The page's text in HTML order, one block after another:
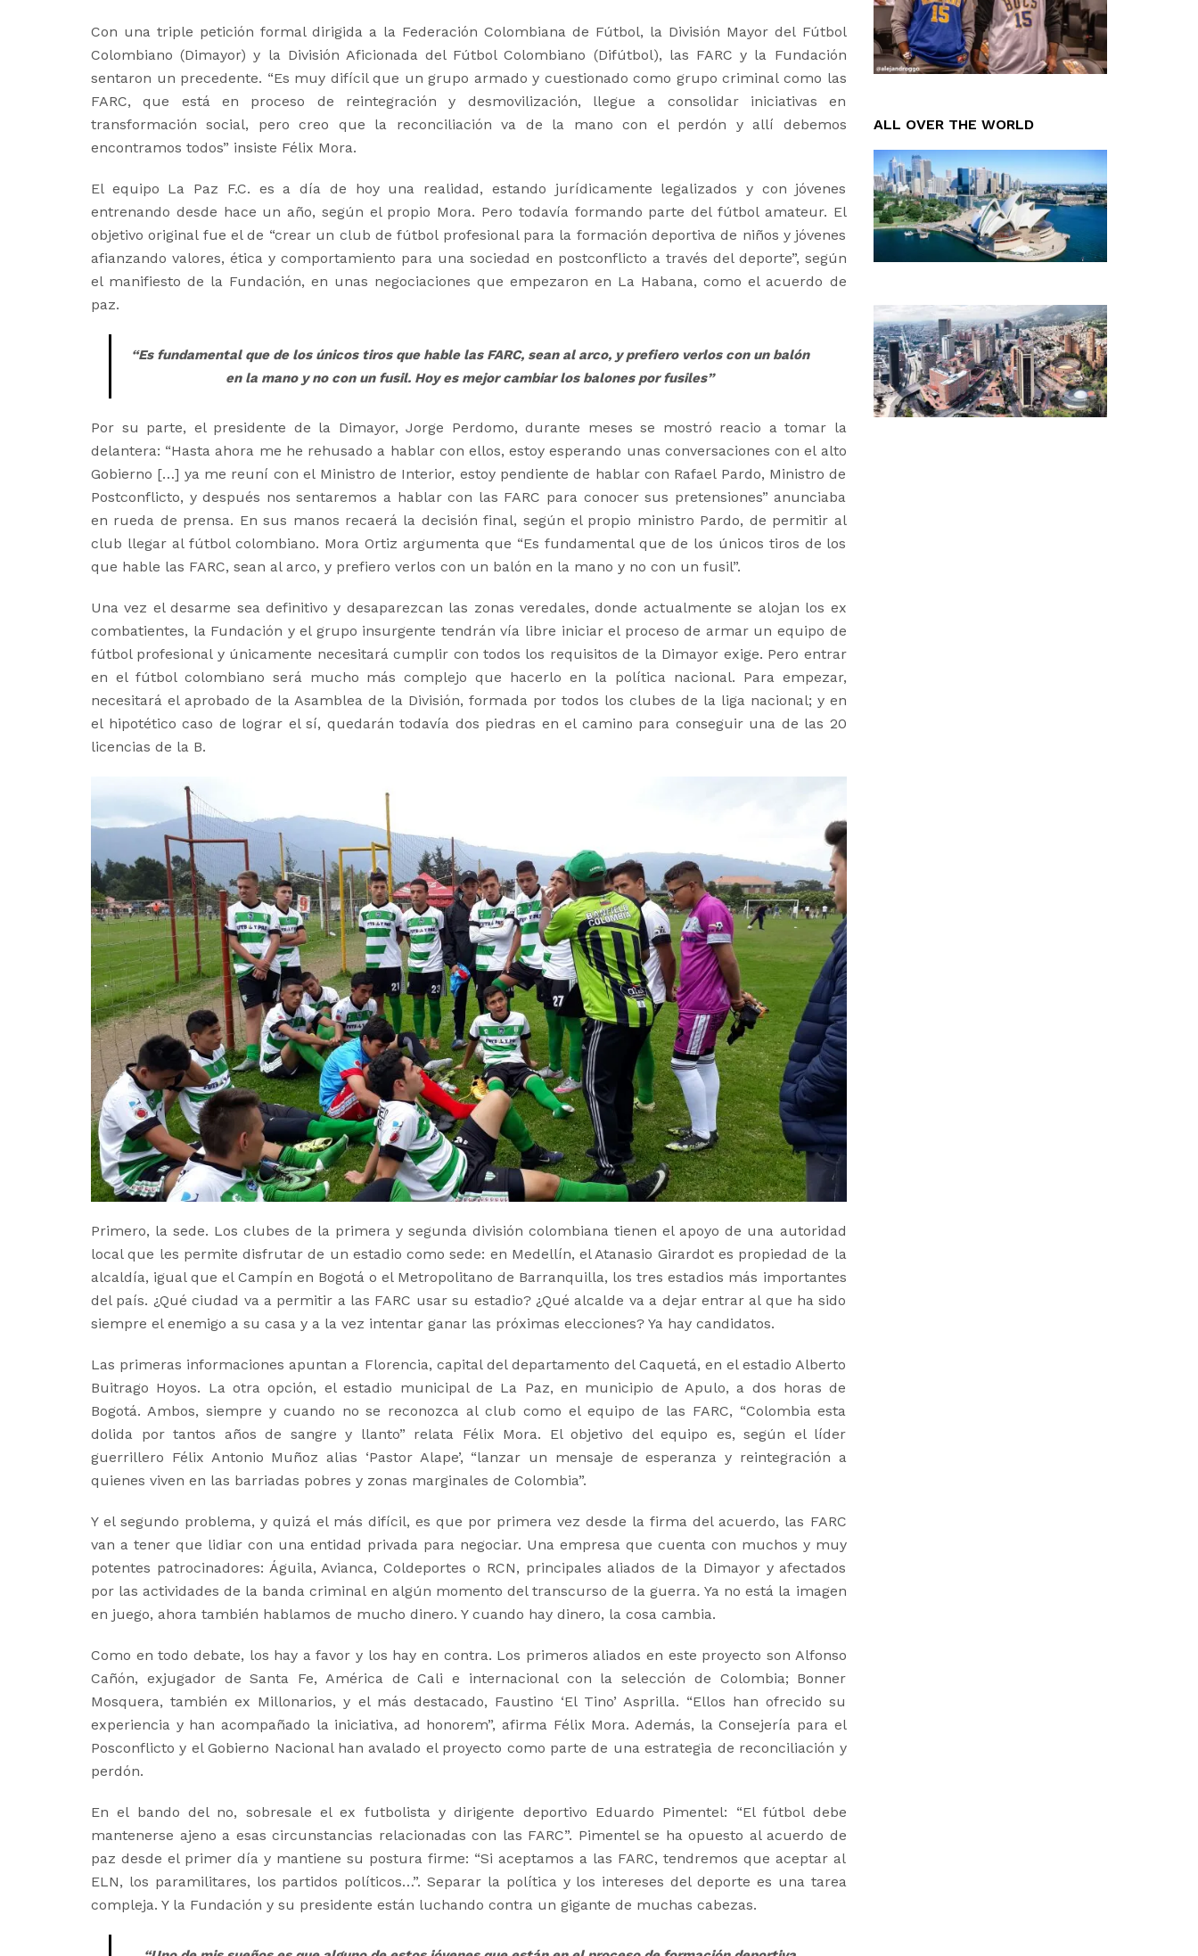
Con una triple petición formal dirigida a la Federación Colombiana de Fútbol, la División Mayor del Fútbol
Colombiano (Dimayor) y la División Aficionada del Fútbol Colombiano (Difútbol), las FARC y la Fundación
sentaron un precedente. “Es muy difícil que un grupo armado y cuestionado como grupo criminal como las
FARC, que está en proceso de reintegración y desmovilización, llegue a consolidar iniciativas en
transformación social, pero creo que la reconciliación va de la mano con el perdón y allí debemos
encontramos todos” insiste Félix Mora.
El equipo La Paz F.C. es a día de hoy una realidad, estando jurídicamente legalizados y con jóvenes
entrenando desde hace un año, según el propio Mora. Pero todavía formando parte del fútbol amateur. El
objetivo original fue el de “crear un club de fútbol profesional para la formación deportiva de niños y jóvenes
afianzando valores, ética y comportamiento para una sociedad en postconflicto a través del deporte”, según
el manifiesto de la Fundación, en unas negociaciones que empezaron en La Habana, como el acuerdo de
paz.
“Es fundamental que de los únicos tiros que hable las FARC, sean al arco, y prefiero verlos con un balón
en la mano y no con un fusil. Hoy es mejor cambiar los balones por fusiles”
Por su parte, el presidente de la Dimayor, Jorge Perdomo, durante meses se mostró reacio a tomar la
delantera: “Hasta ahora me he rehusado a hablar con ellos, estoy esperando unas conversaciones con el alto
Gobierno […] ya me reuní con el Ministro de Interior, estoy pendiente de hablar con Rafael Pardo, Ministro de
Postconflicto, y después nos sentaremos a hablar con las FARC para conocer sus pretensiones” anunciaba
en rueda de prensa. En sus manos recaerá la decisión final, según el propio ministro Pardo, de permitir al
club llegar al fútbol colombiano. Mora Ortiz argumenta que “Es fundamental que de los únicos tiros de los
que hable las FARC, sean al arco, y prefiero verlos con un balón en la mano y no con un fusil”.
Una vez el desarme sea definitivo y desaparezcan las zonas veredales, donde actualmente se alojan los ex
combatientes, la Fundación y el grupo insurgente tendrán vía libre iniciar el proceso de armar un equipo de
fútbol profesional y únicamente necesitará cumplir con todos los requisitos de la Dimayor exige. Pero entrar
en el fútbol colombiano será mucho más complejo que hacerlo en la política nacional. Para empezar,
necesitará el aprobado de la Asamblea de la División, formada por todos los clubes de la liga nacional; y en
el hipotético caso de lograr el sí, quedarán todavía dos piedras en el camino para conseguir una de las 20
licencias de la B.
Primero, la sede. Los clubes de la primera y segunda división colombiana tienen el apoyo de una autoridad
local que les permite disfrutar de un estadio como sede: en Medellín, el Atanasio Girardot es propiedad de la
alcaldía, igual que el Campín en Bogotá o el Metropolitano de Barranquilla, los tres estadios más importantes
del país. ¿Qué ciudad va a permitir a las FARC usar su estadio? ¿Qué alcalde va a dejar entrar al que ha sido
siempre el enemigo a su casa y a la vez intentar ganar las próximas elecciones? Ya hay candidatos.
Las primeras informaciones apuntan a Florencia, capital del departamento del Caquetá, en el estadio Alberto
Buitrago Hoyos. La otra opción, el estadio municipal de La Paz, en municipio de Apulo, a dos horas de
Bogotá. Ambos, siempre y cuando no se reconozca al club como el equipo de las FARC, “Colombia esta
dolida por tantos años de sangre y llanto” relata Félix Mora. El objetivo del equipo es, según el líder
guerrillero Félix Antonio Muñoz alias ‘Pastor Alape’, “lanzar un mensaje de esperanza y reintegración a
quienes viven en las barriadas pobres y zonas marginales de Colombia”.
Y el segundo problema, y quizá el más difícil, es que por primera vez desde la firma del acuerdo, las FARC
van a tener que lidiar con una entidad privada para negociar. Una empresa que cuenta con muchos y muy
potentes patrocinadores: Águila, Avianca, Coldeportes o RCN, principales aliados de la Dimayor y afectados
por las actividades de la banda criminal en algún momento del transcurso de la guerra.Ya no está la imagen
en juego, ahora también hablamos de mucho dinero. Y cuando hay dinero, la cosa cambia.
Como en todo debate, los hay a favor y los hay en contra. Los primeros aliados en este proyecto son Alfonso
Cañón, exjugador de Santa Fe, América de Cali e internacional con la selección de Colombia; Bonner
Mosquera, también ex Millonarios, y el más destacado, Faustino ‘El Tino’ Asprilla. “Ellos han ofrecido su
experiencia y han acompañado la iniciativa, ad honorem”, afirma Félix Mora. Además, la Consejería para el
Posconflicto y el Gobierno Nacional han avalado el proyecto como parte de una estrategia de reconciliación y
perdón.
En el bando del no, sobresale el ex futbolista y dirigente deportivo Eduardo Pimentel: “El fútbol debe
mantenerse ajeno a esas circunstancias relacionadas con las FARC”. Pimentel se ha opuesto al acuerdo de
paz desde el primer día y mantiene su postura firme: “Si aceptamos a las FARC, tendremos que aceptar al
ELN, los paramilitares, los partidos políticos…”. Separar la política y los intereses del deporte es una tarea
compleja. Y la Fundación y su presidente están luchando contra un gigante de muchas cabezas.
ALL OVER THE WORLD